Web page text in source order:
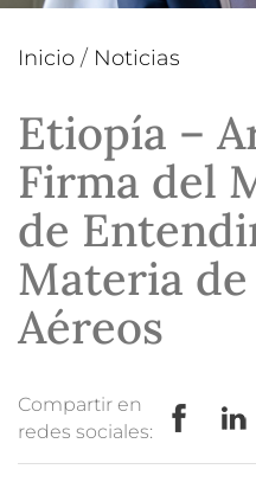
Inicio / Noticias
Etiopía –
Firma del
de
Materia
Aéreos
Compartir en
redes sociales: